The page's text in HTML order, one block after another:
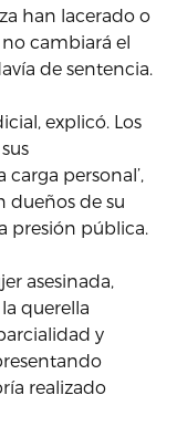
han lacerado o
cambiará el
de sentencia.
explicó. Los
personal’,
dueños de su
presión pública.
asesinada,
querella
y
realizado